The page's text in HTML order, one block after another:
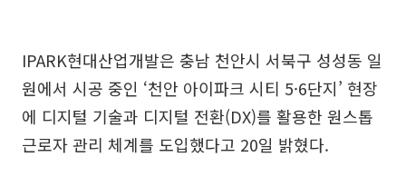
IPARK현대산업개발은 충남 천안시 서북구 성성동 일
원에서 시공 중인 ‘천안 아이파크 시티 5·6단지’ 현장
에 디지털 기술과 디지털 전환(DX)를 활용한 원스톱
근로자 관리 체계를 도입했다고 20일 밝혔다.